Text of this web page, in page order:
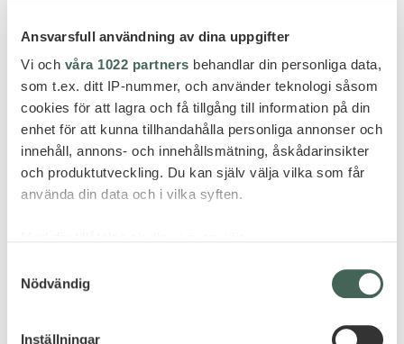
Ansvarsfull användning av dina uppgifter
Vi och våra 1022 partners behandlar din personliga data,
som t.ex. ditt IP-nummer, och använder teknologi såsom
cookies för att lagra och få tillgång till information på din
enhet för att kunna tillhandahålla personliga annonser och
innehåll, annons- och innehållsmätning, åskådarinsikter
och produktutveckling. Du kan själv välja vilka som får
använda din data och i vilka syften.
som kan ha en noggrannhet på upp till flera meter
Nödvändig
Inställningar
Krabi
RAYAVADEE – RAILAY BEACH -20%
STAY OFFER